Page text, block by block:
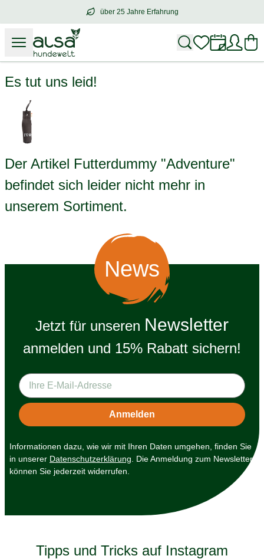
über 25 Jahre Erfahrung
über25 Jahre Erfahrung
Futterdummy "Adventure"
Es tut uns leid!
Der Artikel Futterdummy "Adventure"
befindet sich leider nicht mehr in
unserem Sortiment.
News
Jetzt für unseren Newsletter
anmelden und 15% Rabatt sichern!
Informationen dazu, wie wir mit Ihren Daten umgehen, finden Sie
in unserer Datenschutzerklärung . Die Anmeldung zum Newsletter
können Sie jederzeit widerrufen.
Tipps und Tricks auf Instagram